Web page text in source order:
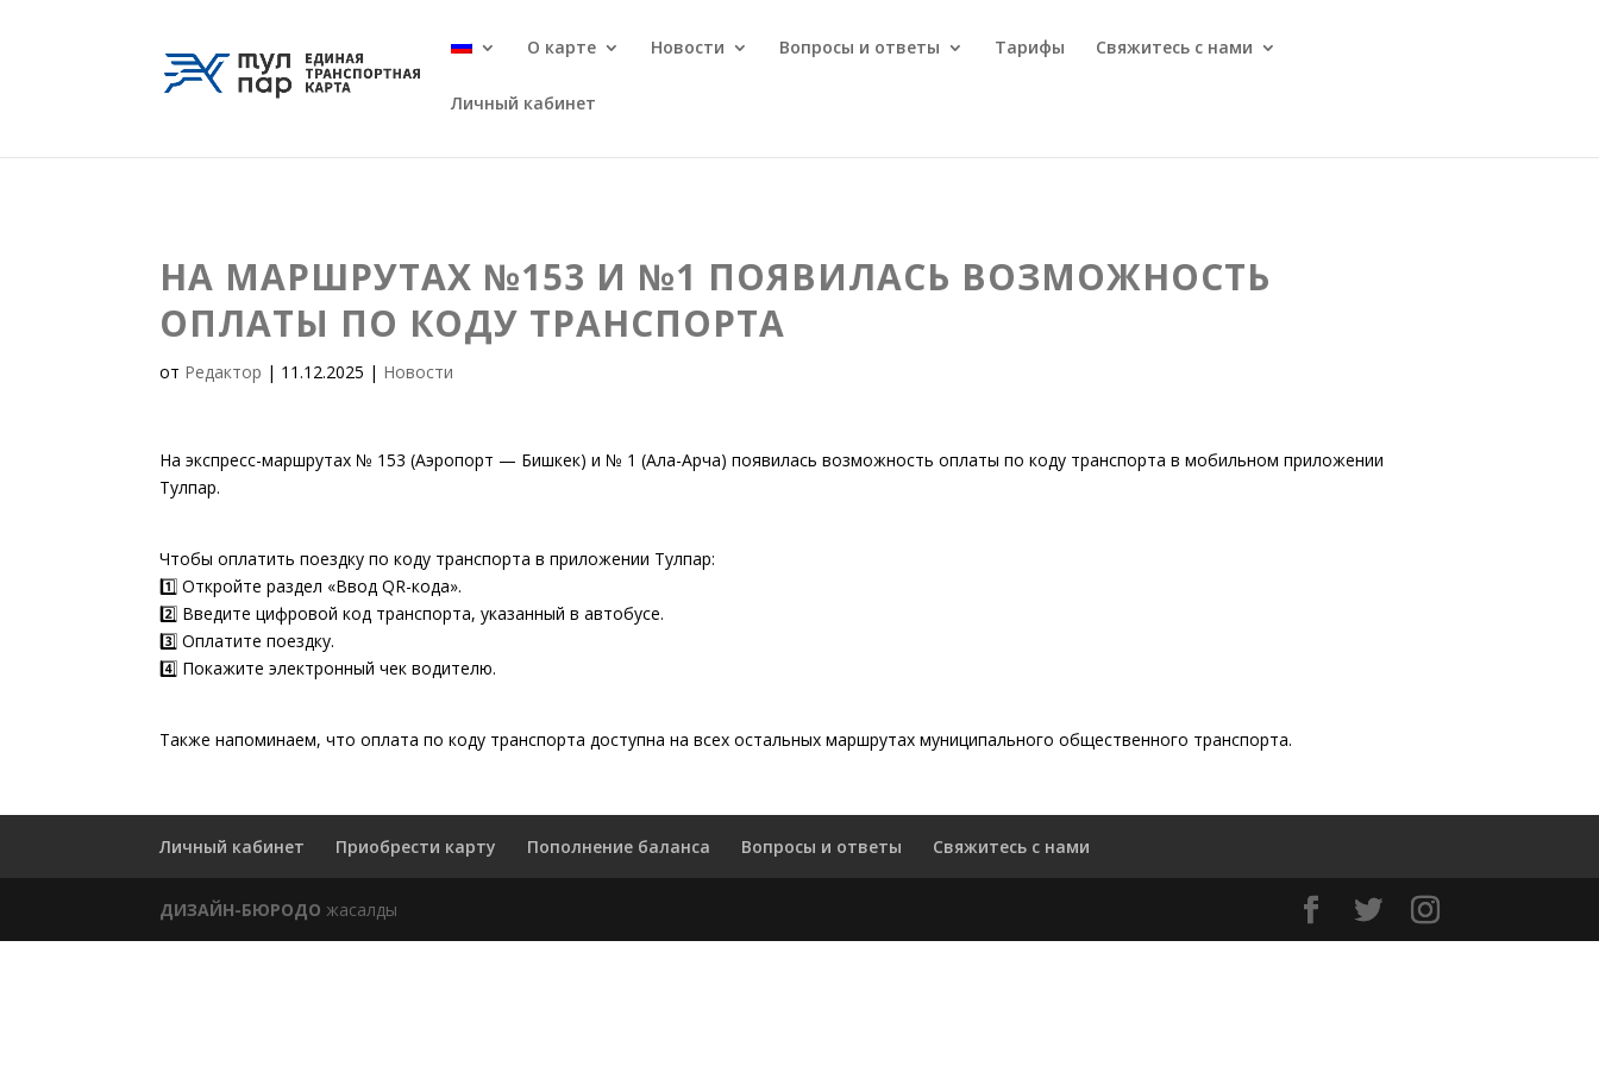
О карте Новости Вопросы и ответы Тарифы Свяжитесь с нами
Личный кабинет
НА МАРШРУТАХ №153 И №1 ПОЯВИЛАСЬ ВОЗМОЖНОСТЬ
ОПЛАТЫ ПО КОДУ ТРАНСПОРТА
от Редактор | 11.12.2025 | Новости
На экспресс-маршрутах № 153 (Аэропорт — Бишкек) и № 1 (Ала-Арча) появилась возможность оплаты по коду транспорта в мобильном приложении
Тулпар.
Чтобы оплатить поездку по коду транспорта в приложении Тулпар:
1️⃣ Откройте раздел «Ввод QR-кода».
2️⃣ Введите цифровой код транспорта, указанный в автобусе.
3️⃣ Оплатите поездку.
4️⃣ Покажите электронный чек водителю.
Также напоминаем, что оплата по коду транспорта доступна на всех остальных маршрутах муниципального общественного транспорта.
Личный кабинет Приобрести карту Пополнение баланса Вопросы и ответы Свяжитесь с нами
ДИЗАЙН-БЮРОДО жасалды